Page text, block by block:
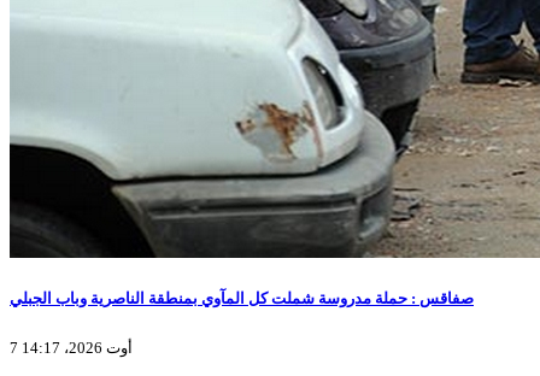
صفاقس : حملة مدروسة شملت كل المآوي بمنطقة الناصرية وباب الجبلي
7 أوت 2026، 14:17